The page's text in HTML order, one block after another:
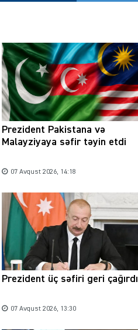
Prezident Pakistana və
Malayziyaya səfir təyin etdi
07 Avqust 2026, 14:18
Prezident üç səfiri geri çağırdı
07 Avqust 2026, 13:30